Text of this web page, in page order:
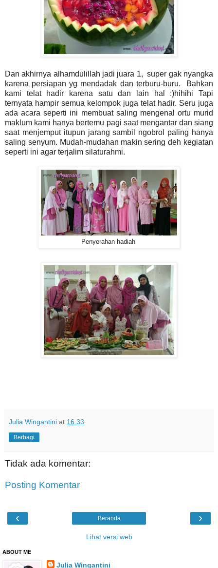
Dan akhirnya alhamdulillah jadi juara 1, super gak nyangka
karena persiapan yg mendadak dan terburu-buru. Bahkan
kami telat hadir karena satu dan lain hal :)hihihi Tapi
ternyata hampir semua kelompok juga telat hadir. Seru juga
ada acara seperti ini membuat saling mengenal ortu murid
maklum kami hanya bertemu pagi saat mengantar dan siang
saat menjemput itupun jarang sambil ngobrol paling hanya
saling senyum. Mudah-mudahan makin sering deh kegiatan
seperti ini agar terjalim silaturahmi.
Penyerahan hadiah
Julia Wingantini at 16.33
Berbagi
Tidak ada komentar:
Posting Komentar
‹ ›
Beranda
Lihat versi web
ABOUT ME
Julia Wingantini